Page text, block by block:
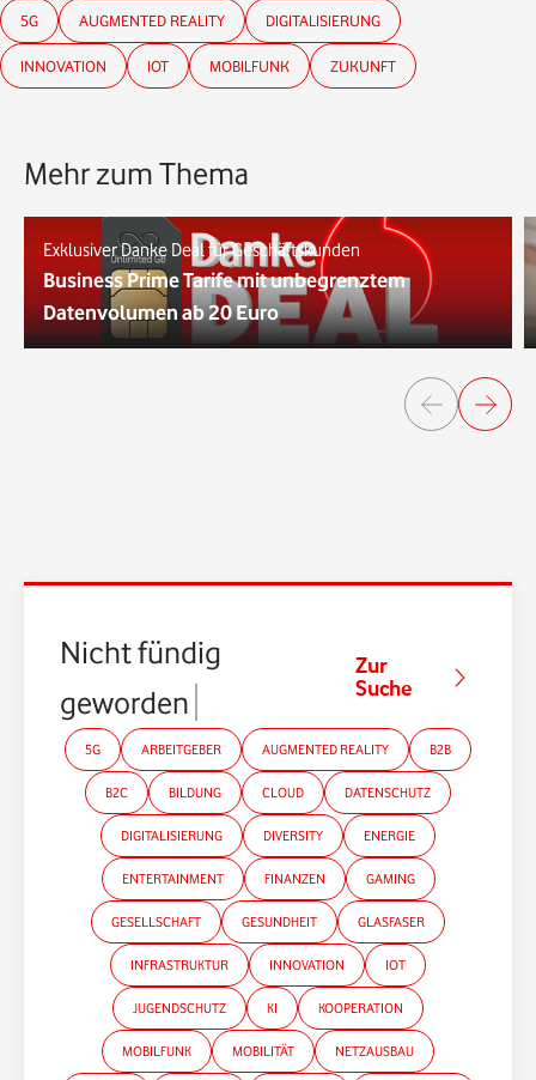
5G AUGMENTED REALITY DIGITALISIERUNG
INNOVATION IOT MOBILFUNK ZUKUNFT
Mehr zum Thema
Exklusiver Danke Deal für Geschäftskunden
Business Prime Tarife mit unbegrenztem
Datenvolumen ab 20 Euro
Nicht fündig
geworden?
Zur
Suche
5G ARBEITGEBER AUGMENTED REALITY B2B
B2C BILDUNG CLOUD DATENSCHUTZ
DIGITALISIERUNG DIVERSITY ENERGIE
ENTERTAINMENT FINANZEN GAMING
GESELLSCHAFT GESUNDHEIT GLASFASER
INFRASTRUKTUR INNOVATION IOT
JUGENDSCHUTZ KI KOOPERATION
MOBILFUNK MOBILITÄT NETZAUSBAU